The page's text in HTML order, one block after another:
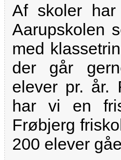
Af skoler
Aarupskolen
med
der går
elever pr. år.
har vi en
Frøbjerg
200 elever